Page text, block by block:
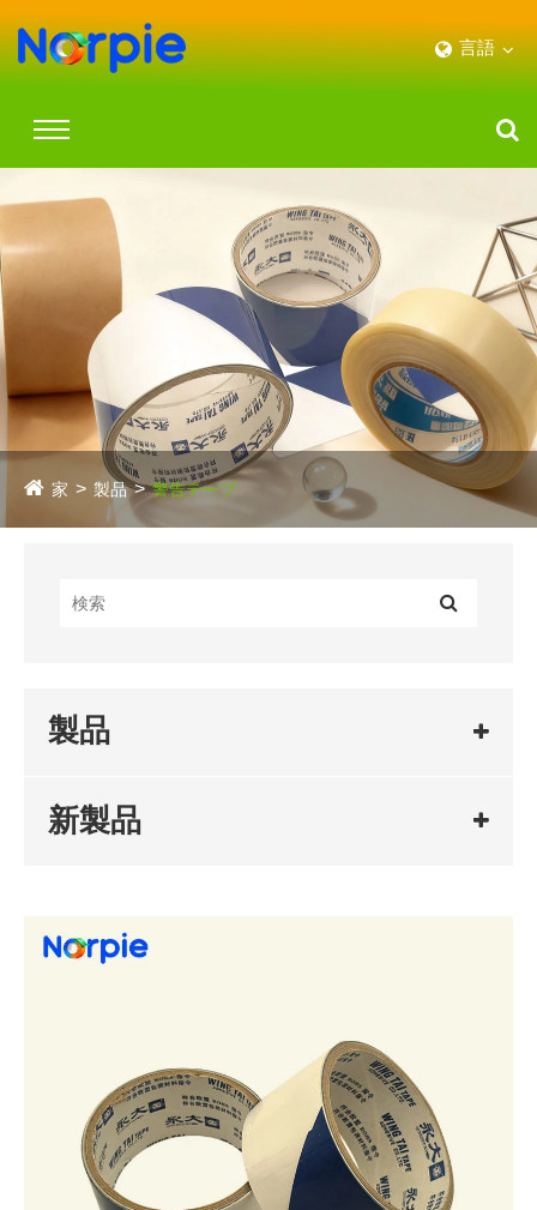
言語
家 製品 警告テープ
製品
新製品